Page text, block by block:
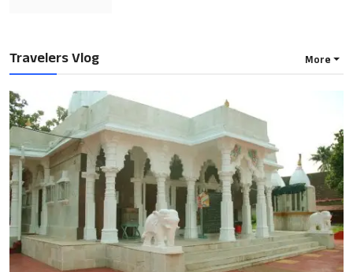
Travelers Vlog More